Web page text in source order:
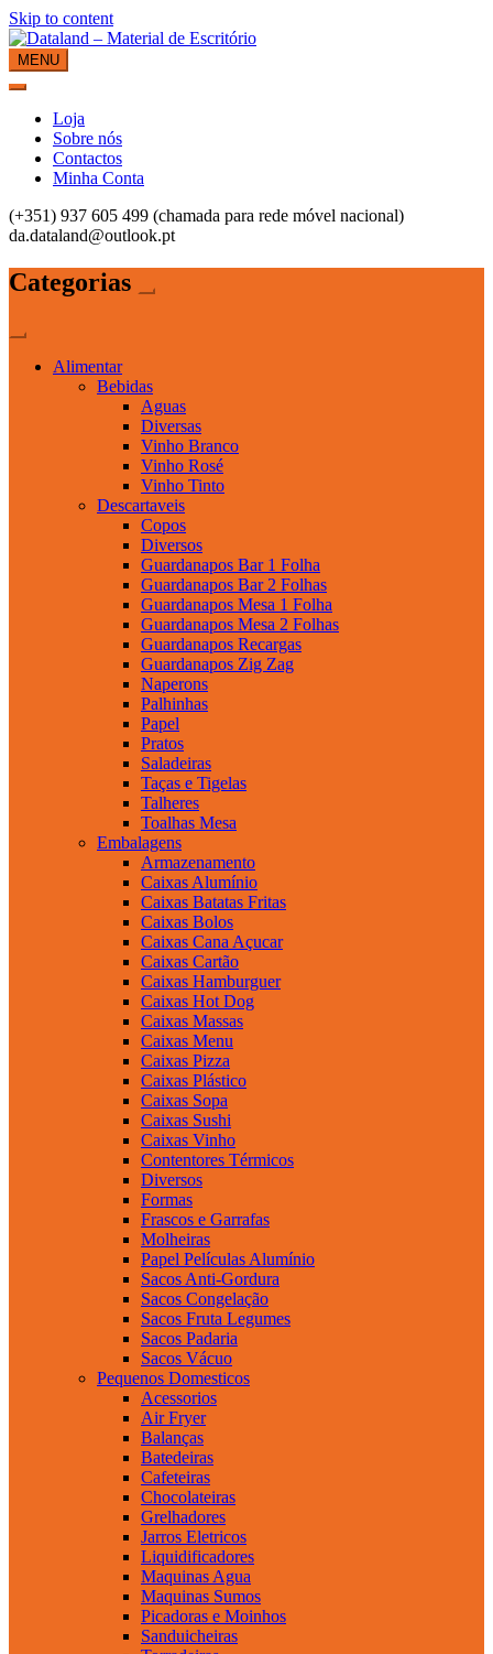
Skip to content
Dataland – Material de Escritório
Material de Escritório
MENU
Loja
Sobre nós
Contactos
Minha Conta
(+351) 937 605 499 (chamada para rede móvel nacional)
da.dataland@outlook.pt
Categorias
Alimentar
Bebidas
Aguas
Diversas
Vinho Branco
Vinho Rosé
Vinho Tinto
Descartaveis
Copos
Diversos
Guardanapos Bar 1 Folha
Guardanapos Bar 2 Folhas
Guardanapos Mesa 1 Folha
Guardanapos Mesa 2 Folhas
Guardanapos Recargas
Guardanapos Zig Zag
Naperons
Palhinhas
Papel
Pratos
Saladeiras
Taças e Tigelas
Talheres
Toalhas Mesa
Embalagens
Armazenamento
Caixas Alumínio
Caixas Batatas Fritas
Caixas Bolos
Caixas Cana Açucar
Caixas Cartão
Caixas Hamburguer
Caixas Hot Dog
Caixas Massas
Caixas Menu
Caixas Pizza
Caixas Plástico
Caixas Sopa
Caixas Sushi
Caixas Vinho
Contentores Térmicos
Diversos
Formas
Frascos e Garrafas
Molheiras
Papel Películas Alumínio
Sacos Anti-Gordura
Sacos Congelação
Sacos Fruta Legumes
Sacos Padaria
Sacos Vácuo
Pequenos Domesticos
Acessorios
Air Fryer
Balanças
Batedeiras
Cafeteiras
Chocolateiras
Grelhadores
Jarros Eletricos
Liquidificadores
Maquinas Agua
Maquinas Sumos
Picadoras e Moinhos
Sanduicheiras